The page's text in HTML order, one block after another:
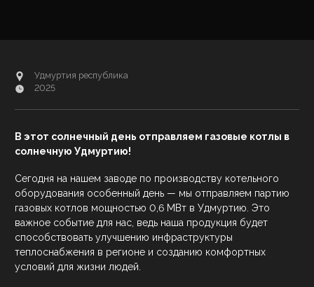
Удмуртия республика
2025
В этот солнечный день отправляем газовые котлы в
солнечную Удмуртию!
Сегодня на нашем заводе по производству котельного
оборудования особенный день — мы отправляем партию
газовых котлов мощностью 0,6 МВт в Удмуртию. Это
важное событие для нас, ведь наша продукция будет
способствовать улучшению инфраструктуры
теплоснабжения в регионе и созданию комфортных
условий для жизни людей.